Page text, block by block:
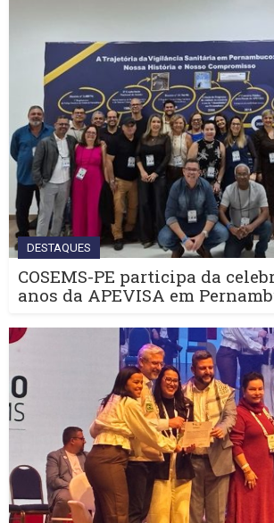
DESTAQUES
COSEMS-PE participa da
anos da APEVISA em